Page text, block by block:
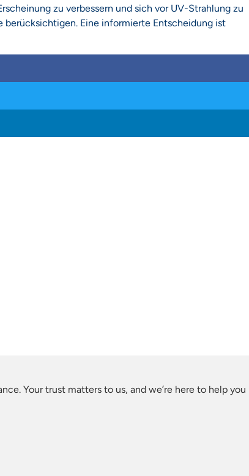
zu verbessern und sich vor UV-Strahlung zu
Eine informierte Entscheidung ist
Your trust matters to us, and we’re here to help you